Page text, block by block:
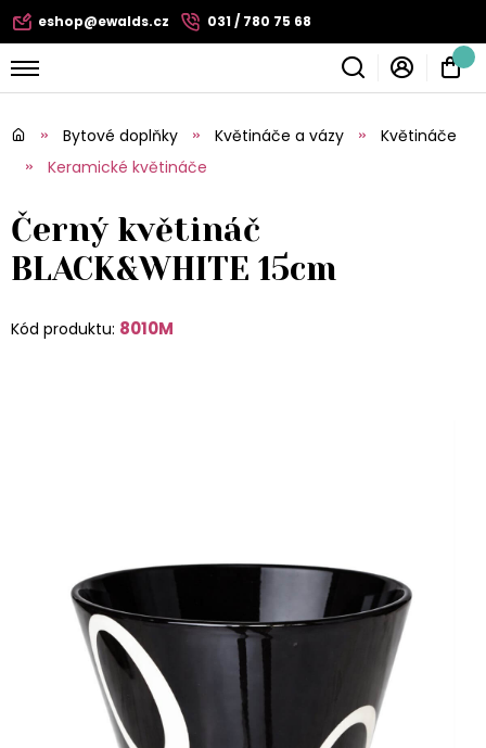
eshop@ewalds.cz 031 / 780 75 68
Bytové doplňky Květináče a vázy
Květináče
Keramické květináče
Černý květináč
BLACK&WHITE 15cm
Kód produktu: 8010M